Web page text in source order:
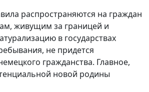
распространяются на граждан
живущим за границей и
в государствах
не придется
гражданства. Главное,
новой родины